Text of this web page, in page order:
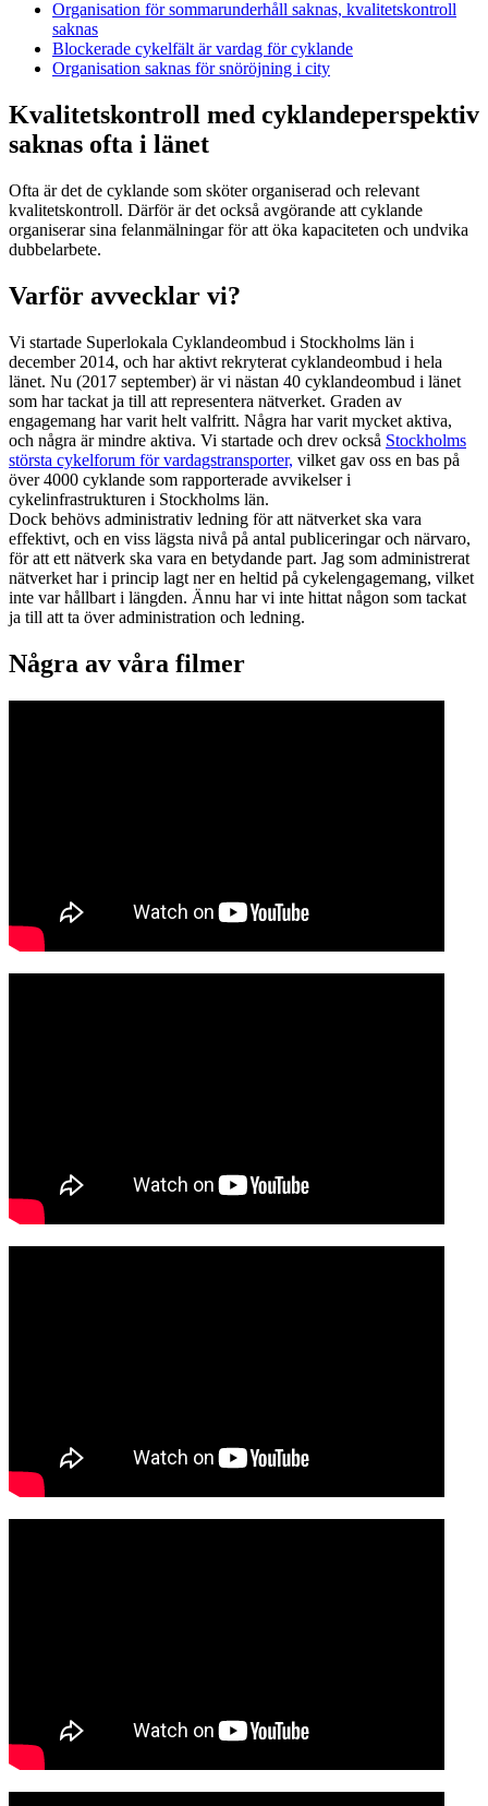
Organisation för sommarunderhåll saknas, kvalitetskontroll
saknas
Blockerade cykelfält är vardag för cyklande
Organisation saknas för snöröjning i city
Kvalitetskontroll med cyklandeperspektiv
saknas ofta i länet
Ofta är det de cyklande som sköter organiserad och relevant
kvalitetskontroll. Därför är det också avgörande att cyklande
organiserar sina felanmälningar för att öka kapaciteten och undvika
dubbelarbete.
Varför avvecklar vi?
Vi startade Superlokala Cyklandeombud i Stockholms län i
december 2014, och har aktivt rekryterat cyklandeombud i hela
länet. Nu (2017 september) är vi nästan 40 cyklandeombud i länet
som har tackat ja till att representera nätverket. Graden av
engagemang har varit helt valfritt. Några har varit mycket aktiva,
och några är mindre aktiva. Vi startade och drev också Stockholms
största cykelforum för vardagstransporter, vilket gav oss en bas på
över 4000 cyklande som rapporterade avvikelser i
cykelinfrastrukturen i Stockholms län.
Dock behövs administrativ ledning för att nätverket ska vara
effektivt, och en viss lägsta nivå på antal publiceringar och närvaro,
för att ett nätverk ska vara en betydande part. Jag som administrerat
nätverket har i princip lagt ner en heltid på cykelengagemang, vilket
inte var hållbart i längden. Ännu har vi inte hittat någon som tackat
ja till att ta över administration och ledning.
Några av våra filmer